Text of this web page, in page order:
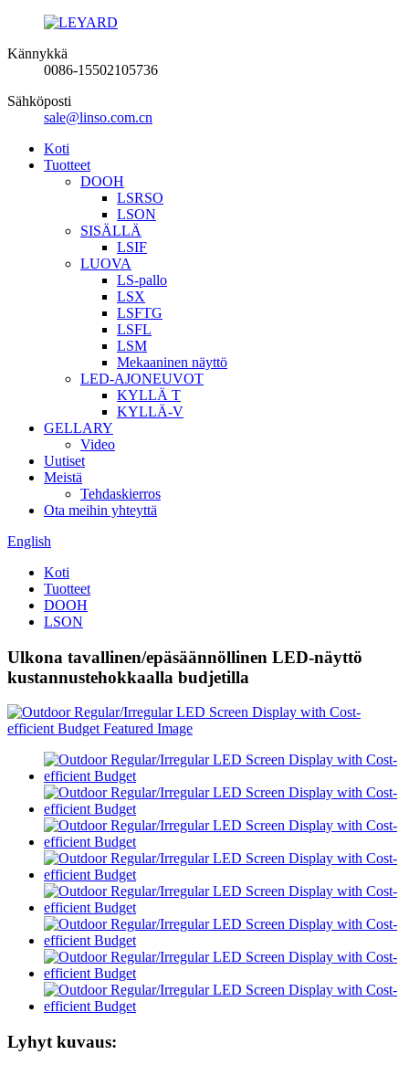
Kännykkä
0086-15502105736
Sähköposti
sale@linso.com.cn
Koti
Tuotteet
DOOH
LSRSO
LSON
SISÄLLÄ
LSIF
LUOVA
LS-pallo
LSX
LSFTG
LSFL
LSM
Mekaaninen näyttö
LED-AJONEUVOT
KYLLÄ T
KYLLÄ-V
GELLARY
Video
Uutiset
Meistä
Tehdaskierros
Ota meihin yhteyttä
English
Koti
Tuotteet
DOOH
LSON
Ulkona tavallinen/epäsäännöllinen LED-näyttö
kustannustehokkaalla budjetilla
Lyhyt kuvaus: